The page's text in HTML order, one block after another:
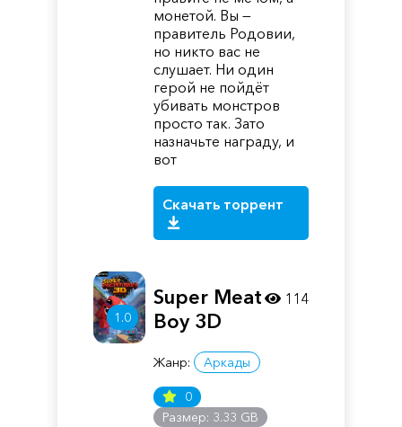
монетой. Вы —
правитель Родовии,
но никто вас не
слушает. Ни один
герой не пойдёт
убивать монстров
просто так. Зато
назначьте награду, и
вот
Скачать торрент
1.0
Super Meat
Boy 3D
Жанр: Аркады
0
Размер: 3.33 GB
114